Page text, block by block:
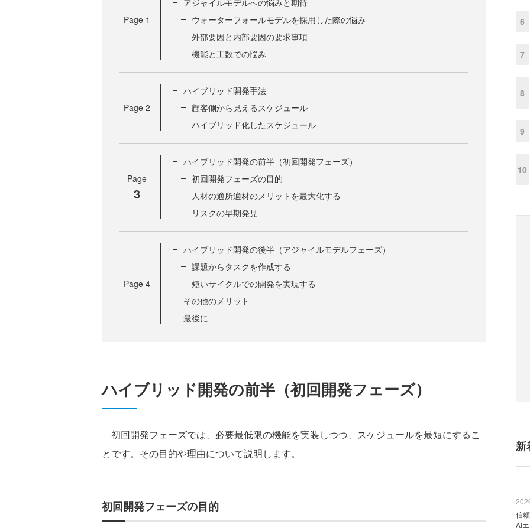
Page 1
アジャイルモデルへの悩みと期待
ウォーターフォールモデルを採用した際の悩み
外部要因と内部要因の要求事項
機能と工数での悩み
Page 2
ハイブリッド開発手法
顧客側から見えるスケジュール
ハイブリッド化したスケジュール
Page
3
ハイブリッド開発の前半（初回開発フェーズ）
初回開発フェーズの目的
人材の適所適材のメリットを最大化する
リスクの早期発見
Page 4
ハイブリッド開発の後半（アジャイルモデルフェーズ）
課題からタスクを作成する
短いサイクルでの開発を実現する
その他のメリット
最後に
ハイブリッド開発の前半（初回開発フェーズ）
初回開発フェーズでは、必要最低限の機能を実装しつつ、スケジュールを最短にするこ
とです。その目的や理由について説明します。
初回開発フェーズの目的
6
7
8
9
10
新
信
AI